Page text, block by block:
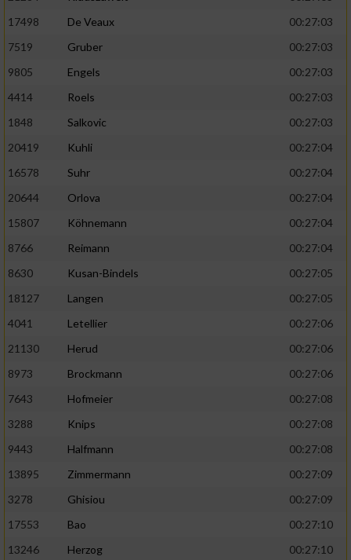
17498
De Veaux
00:27:03
7519
Gruber
00:27:03
9805
Engels
00:27:03
4414
Roels
00:27:03
1848
Salkovic
00:27:03
20419
Kuhli
00:27:04
16578
Suhr
00:27:04
20644
Orlova
00:27:04
15807
Köhnemann
00:27:04
8766
Reimann
00:27:04
8630
Kusan-Bindels
00:27:05
18127
Langen
00:27:05
4041
Letellier
00:27:06
21130
Herud
00:27:06
8973
Brockmann
00:27:06
7643
Hofmeier
00:27:08
3288
Knips
00:27:08
9443
Halfmann
00:27:08
13895
Zimmermann
00:27:09
3278
Ghisiou
00:27:09
17553
Bao
00:27:10
13246
Herzog
00:27:10